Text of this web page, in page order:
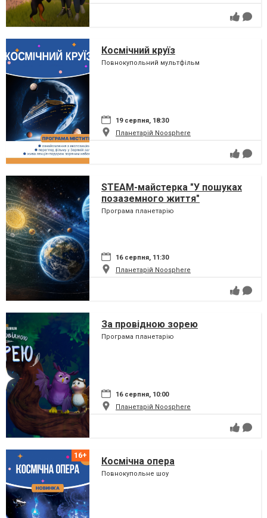
Космічний круїз
Повнокупольний мультфільм
19 серпня, 18:30
Планетарій Noosphere
STEAM-майстерка "У пошуках
позаземного життя"
Програма планетарію
16 серпня, 11:30
Планетарій Noosphere
За провідною зорею
Програма планетарію
16 серпня, 10:00
Планетарій Noosphere
Космічна опера
Повнокупольне шоу